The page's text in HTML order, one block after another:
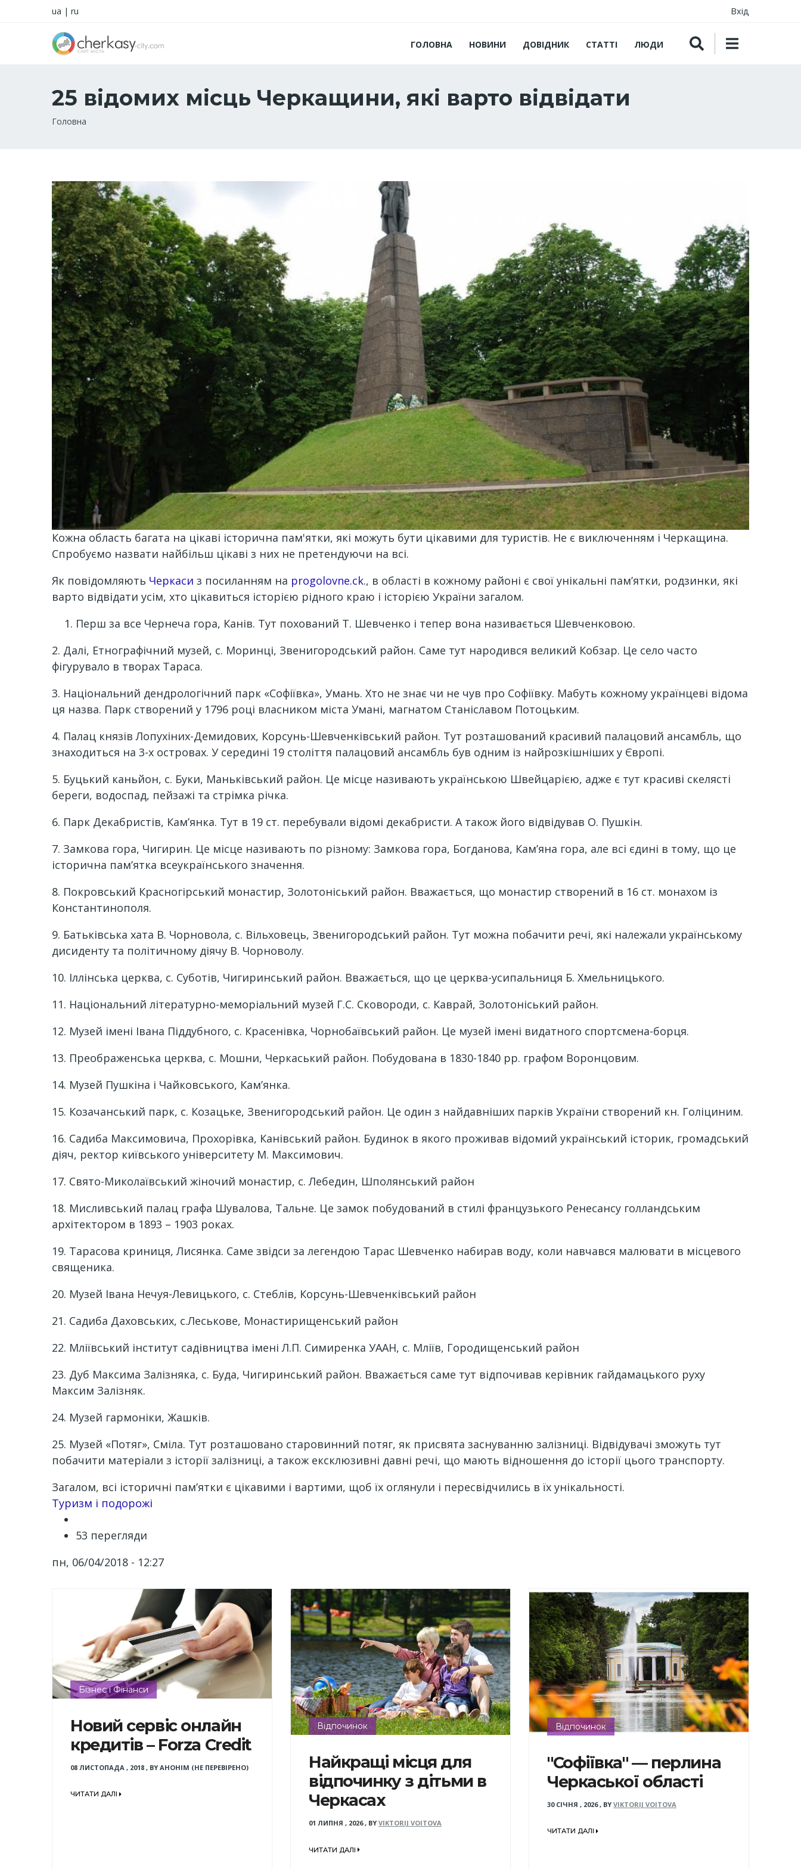
ua | ru Вхід
ГОЛОВНА НОВИНИ ДОВІДНИК СТАТТІ ЛЮДИ
25 відомих місць Черкащини, які варто відвідати
Рядок
Головна
Кожна область багата на цікаві історична пам'ятки, які можуть бути цікавими для туристів. Не є виключенням і Черкащина.
Спробуємо назвати найбільш цікаві з них не претендуючи на всі.
Як повідомляють Черкаси з посиланням на progolovne.ck., в області в кожному районі є свої унікальні пам’ятки, родзинки, які
варто відвідати усім, хто цікавиться історією рідного краю і історією України загалом.
Перш за все Чернеча гора, Канів. Тут похований Т. Шевченко і тепер вона називається Шевченковою.
2. Далі, Етнографічний музей, с. Моринці, Звенигородський район. Саме тут народився великий Кобзар. Це село часто
фігурувало в творах Тараса.
3. Національний дендрологічний парк «Софіївка», Умань. Хто не знає чи не чув про Софіївку. Мабуть кожному українцеві відома
ця назва. Парк створений у 1796 році власником міста Умані, магнатом Станіславом Потоцьким.
4. Палац князів Лопухіних-Демидових, Корсунь-Шевченківський район. Тут розташований красивий палацовий ансамбль, що
знаходиться на 3-х островах. У середині 19 століття палацовий ансамбль був одним із найрозкішніших у Європі.
5. Буцький каньйон, с. Буки, Маньківський район. Це місце називають українською Швейцарією, адже є тут красиві скелясті
береги, водоспад, пейзажі та стрімка річка.
6. Парк Декабристів, Кам’янка. Тут в 19 ст. перебували відомі декабристи. А також його відвідував О. Пушкін.
7. Замкова гора, Чигирин. Це місце називають по різному: Замкова гора, Богданова, Кам’яна гора, але всі єдині в тому, що це
історична пам’ятка всеукраїнського значення.
8. Покровський Красногірський монастир, Золотоніський район. Вважається, що монастир створений в 16 ст. монахом із
Константинополя.
9. Батьківська хата В. Чорновола, с. Вільховець, Звенигородський район. Тут можна побачити речі, які належали українському
дисиденту та політичному діячу В. Чорноволу.
10. Іллінська церква, с. Суботів, Чигиринський район. Вважається, що це церква-усипальниця Б. Хмельницького.
11. Національний літературно-меморіальний музей Г.С. Сковороди, с. Каврай, Золотоніський район.
12. Музей імені Івана Піддубного, с. Красенівка, Чорнобаївський район. Це музей імені видатного спортсмена-борця.
13. Преображенська церква, с. Мошни, Черкаський район. Побудована в 1830-1840 рр. графом Воронцовим.
14. Музей Пушкіна і Чайковського, Кам’янка.
15. Козачанський парк, с. Козацьке, Звенигородський район. Це один з найдавніших парків України створений кн. Голіциним.
16. Садиба Максимовича, Прохорівка, Канівський район. Будинок в якого проживав відомий український історик, громадський
діяч, ректор київського університету М. Максимович.
17. Свято-Миколаївський жіночий монастир, с. Лебедин, Шполянський район
18. Мисливський палац графа Шувалова, Тальне. Це замок побудований в стилі французького Ренесансу голландським
архітектором в 1893 – 1903 роках.
19. Тарасова криниця, Лисянка. Саме звідси за легендою Тарас Шевченко набирав воду, коли навчався малювати в місцевого
священика.
20. Музей Івана Нечуя-Левицького, с. Стеблів, Корсунь-Шевченківський район
21. Садиба Даховських, с.Леськове, Монастирищенський район
22. Мліївський інститут садівництва імені Л.П. Симиренка УААН, с. Мліїв, Городищенський район
23. Дуб Максима Залізняка, с. Буда, Чигиринський район. Вважається саме тут відпочивав керівник гайдамацького руху
Максим Залізняк.
24. Музей гармоніки, Жашків.
25. Музей «Потяг», Сміла. Тут розташовано старовинний потяг, як присвята заснуванню залізниці. Відвідувачі зможуть тут
побачити матеріали з історії залізниці, а також ексклюзивні давні речі, що мають відношення до історії цього транспорту.
Загалом, всі історичні пам’ятки є цікавими і вартими, щоб їх оглянули і пересвідчились в їх унікальності.
Channel
Туризм і подорожі
53 перегляди
пн, 06/04/2018 - 12:27
Бізнес і Фінанси
Новий сервіс онлайн
кредитів – Forza Credit
08 ЛИСТОПАДА , 2018 , BY АНОНІМ (НЕ ПЕРЕВІРЕНО)
ЧИТАТИ ДАЛІ
Відпочинок
Найкращі місця для
відпочинку з дітьми в
Черкасах
01 ЛИПНЯ , 2026, BY VIKTORIJ VOITOVA
ЧИТАТИ ДАЛІ
Відпочинок
"Софіївка" — перлина
Черкаської області
30 СІЧНЯ , 2026, BY VIKTORIJ VOITOVA
ЧИТАТИ ДАЛІ